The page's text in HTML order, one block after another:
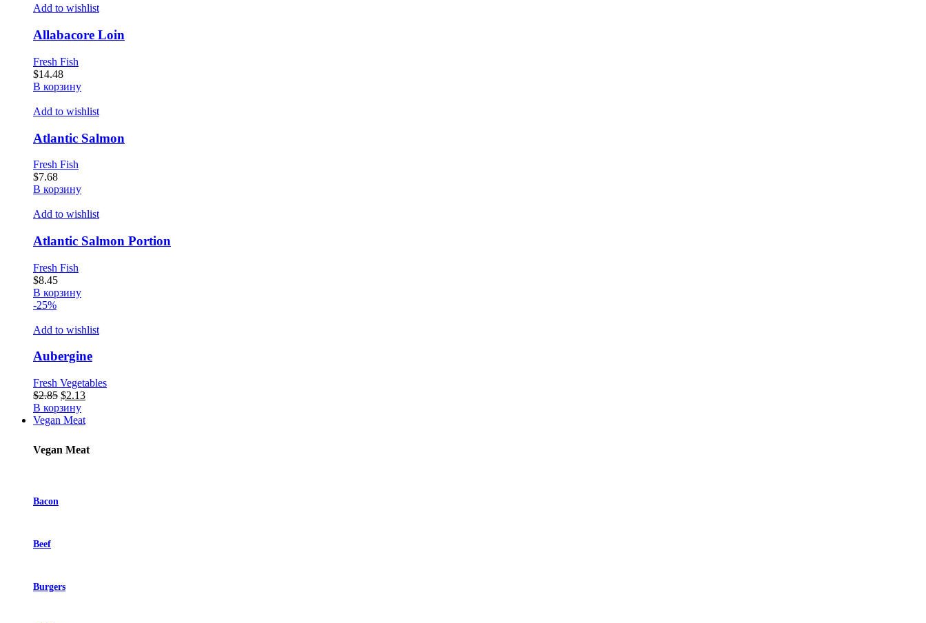
Add to wishlist
Allabacore Loin
Fresh Fish
$14.48
В корзину
Add to wishlist
Atlantic Salmon
Fresh Fish
$7.68
В корзину
Add to wishlist
Atlantic Salmon Portion
Fresh Fish
$8.45
В корзину
-25%
Add to wishlist
Aubergine
Fresh Vegetables
$2.85 Первоначальная
цена
составляла
$2.13Текущая
$2.13.
В корзину
Vegan Meat
Vegan Meat
Bacon
Beef
Burgers